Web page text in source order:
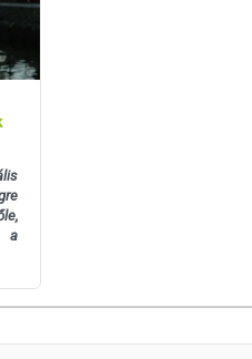
szerepet játszik azok
folyamatokban és a sejtek
folyamatokat és a normál
emésztőenzimek megfelelő
a